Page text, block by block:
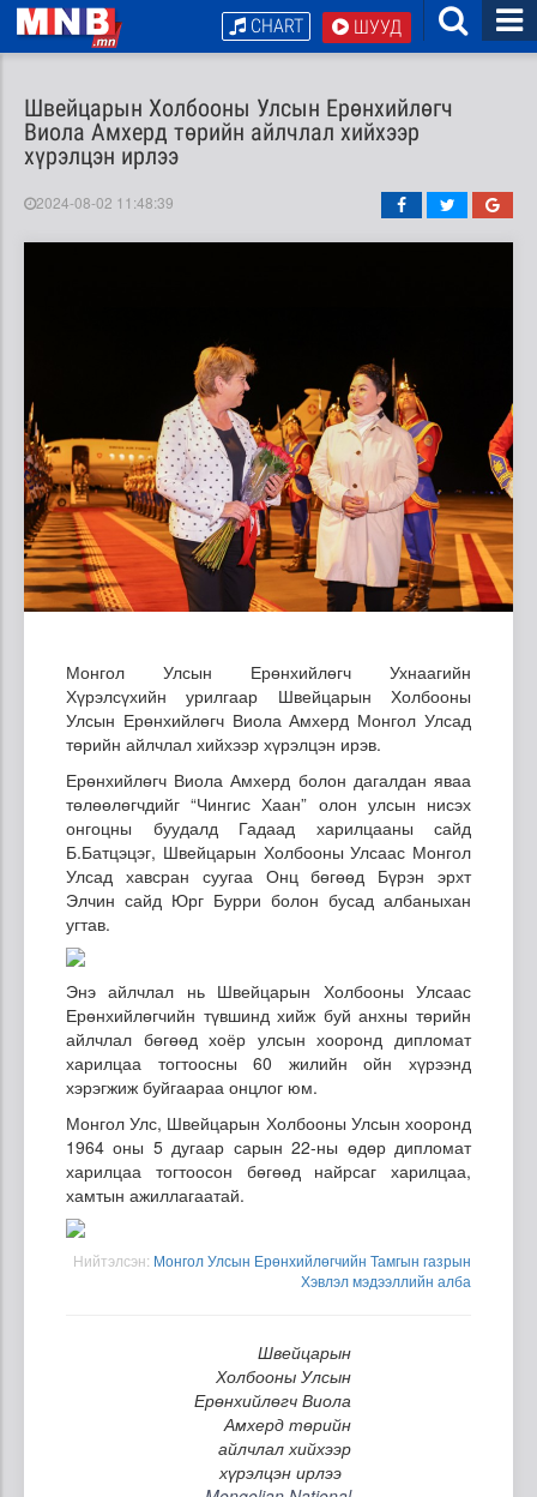
ШУУД
CHART
Швейцарын Холбооны Улсын Ерөнхийлөгч
Виола Амхерд төрийн айлчлал хийхээр
хүрэлцэн ирлээ
2024-08-02 11:48:39
Монгол Улсын Ерөнхийлөгч Ухнаагийн
Хүрэлсүхийн урилгаар Швейцарын Холбооны
Улсын Ерөнхийлөгч Виола Амхерд Монгол Улсад
төрийн айлчлал хийхээр хүрэлцэн ирэв.
Ерөнхийлөгч Виола Амхерд болон дагалдан яваа
төлөөлөгчдийг “Чингис Хаан” олон улсын нисэх
онгоцны буудалд Гадаад харилцааны сайд
Б.Батцэцэг, Швейцарын Холбооны Улсаас Монгол
Улсад хавсран суугаа Онц бөгөөд Бүрэн эрхт
Элчин сайд Юрг Бурри болон бусад албаныхан
угтав.
Энэ айлчлал нь Швейцарын Холбооны Улсаас
Ерөнхийлөгчийн түвшинд хийж буй анхны төрийн
айлчлал бөгөөд хоёр улсын хооронд дипломат
харилцаа тогтоосны 60 жилийн ойн хүрээнд
хэрэгжиж буйгаараа онцлог юм.
Монгол Улс, Швейцарын Холбооны Улсын хооронд
1964 оны 5 дугаар сарын 22-ны өдөр дипломат
харилцаа тогтоосон бөгөөд найрсаг харилцаа,
хамтын ажиллагаатай.
Нийтэлсэн: Монгол Улсын Ерөнхийлөгчийн Тамгын газрын
Хэвлэл мэдээллийн алба
Швейцарын
Холбооны Улсын
Ерөнхийлөгч Виола
Амхерд төрийн
айлчлал хийхээр
хүрэлцэн ирлээ